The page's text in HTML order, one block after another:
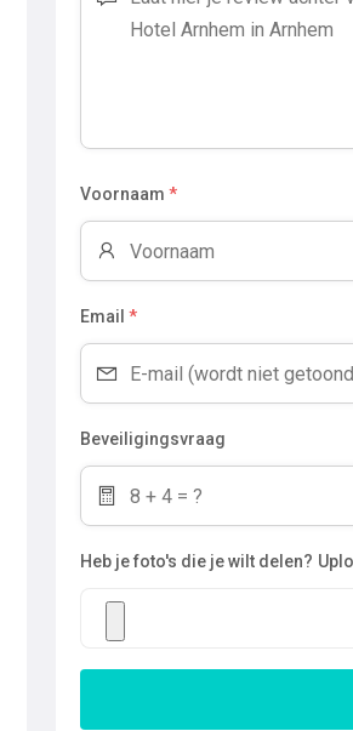
Voornaam *
Email *
Beveiligingsvraag
Heb je foto's die je wilt delen?